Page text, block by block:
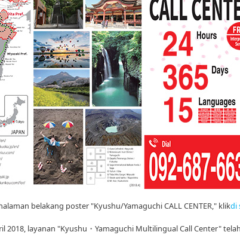
belakang poster "Kyushu/Yamaguchi CALL CENTER," klikdi
2018, layanan "Kyushu・Yamaguchi Multilingual Call Center" telah